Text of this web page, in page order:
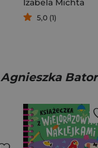
Izabela Michta
5,0 (1)
Agnieszka Bator